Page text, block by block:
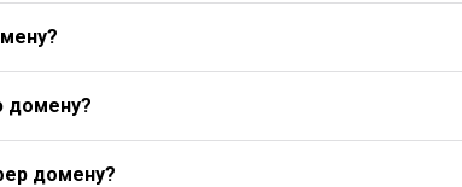
домену?
домену?